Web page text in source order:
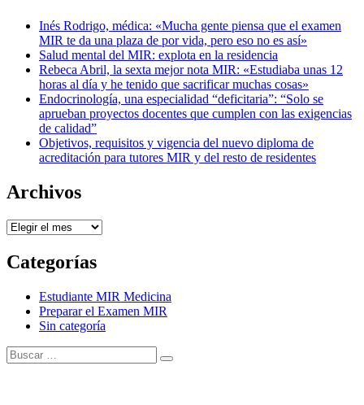
Inés Rodrigo, médica: «Mucha gente piensa que el examen
MIR te da una plaza de por vida, pero eso no es así»
Salud mental del MIR: explota en la residencia
Rebeca Abril, la sexta mejor nota MIR: «Estudiaba unas 12
horas al día y he tenido que sacrificar muchas cosas»
Endocrinología, una especialidad “deficitaria”: “Solo se
aprueban proyectos docentes que cumplen con las exigencias
de calidad”
Objetivos, requisitos y vigencia del nuevo diploma de
acreditación para tutores MIR y del resto de residentes
Archivos
Archivos
Categorías
Estudiante MIR Medicina
Preparar el Examen MIR
Sin categoría
Buscar:
Buscar